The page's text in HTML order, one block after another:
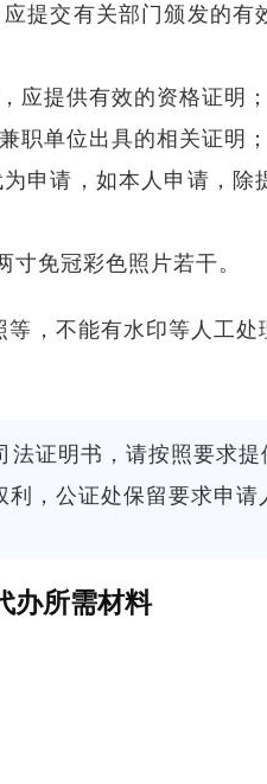
提交有关部门颁发的
应提供有效的资格证明；
职单位出具的相关证明；
申请，如本人申请，
寸免冠彩色照片若干。
，不能有水印等人工
证明书，请按照要求
，公证处保留要求申请
办所需材料